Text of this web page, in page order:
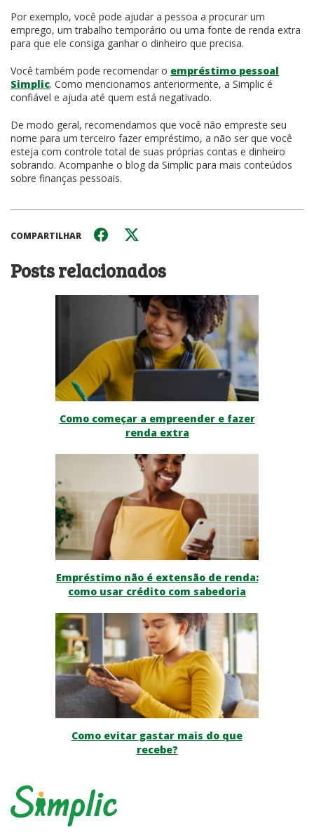
Por exemplo, você pode ajudar a pessoa a procurar um
emprego, um trabalho temporário ou uma fonte de renda extra
para que ele consiga ganhar o dinheiro que precisa.
Você também pode recomendar o empréstimo pessoal
Simplic. Como mencionamos anteriormente, a Simplic é
confiável e ajuda até quem está negativado.
De modo geral, recomendamos que você não empreste seu
nome para um terceiro fazer empréstimo, a não ser que você
esteja com controle total de suas próprias contas e dinheiro
sobrando. Acompanhe o blog da Simplic para mais conteúdos
sobre finanças pessoais.
COMPARTILHAR
Posts relacionados
Como começar a empreender e fazer
renda extra
Empréstimo não é extensão de renda:
como usar crédito com sabedoria
Como evitar gastar mais do que
recebe?